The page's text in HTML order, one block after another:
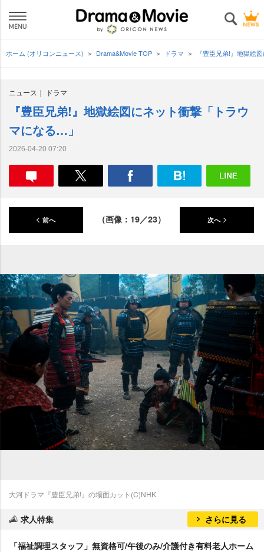
ホーム (オリコンニュース) Drama&Movie TOP ドラマ 『豊臣兄弟!』地獄絵
ニュース ドラマ
『豊臣兄弟!』地獄絵図にネット衝撃「トラウ
マになる…」
2026-04-20 07:20
前へ （画像：19／23） 次へ
大河ドラマ『豊臣兄弟!』の場面カット(C)NHK
求人特集 さらに見る
「福祉調理スタッフ」無資格可/午後のみ/介護付き有料老人ホーム